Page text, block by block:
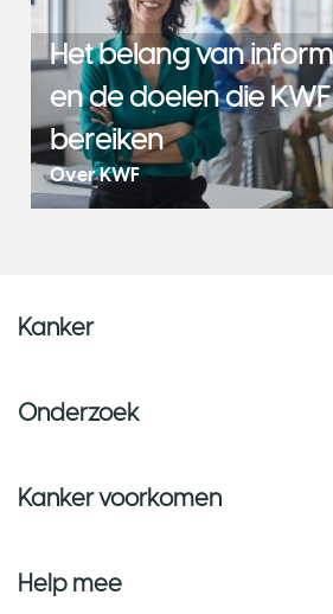
Het belang van
en de doelen die
bereiken
Over KWF
Kanker
Onderzoek
Kanker voorkomen
Help mee